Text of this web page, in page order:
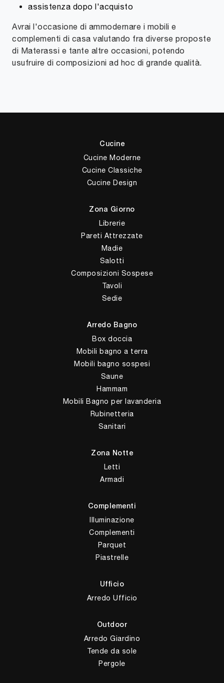
assistenza dopo l'acquisto
Avrai l'occasione di ammodernare i mobili e
complementi di casa valutando fra diverse proposte
di Materassi e tante altre occasioni, potendo
usufruire di composizioni ad hoc di grande qualità.
Cucine
Cucine Moderne
Cucine Classiche
Cucine Design
Zona Giorno
Librerie
Pareti Attrezzate
Madie
Salotti
Composizioni Sospese
Tavoli
Sedie
Arredo Bagno
Box doccia
Mobili bagno a terra
Mobili bagno sospesi
Saune
Hammam
Mobili Bagno per lavanderia
Rubinetteria
Sanitari
Zona Notte
Letti
Armadi
Complementi
Illuminazione
Complementi
Parquet
Piastrelle
Ufficio
Arredo Ufficio
Outdoor
Arredo Giardino
Tende da sole
Pergole